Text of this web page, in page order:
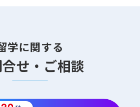
学に関する
せ・ご相談